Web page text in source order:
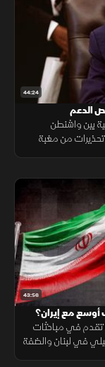
44:24
الدعم
بين واشنطن
من مغبة
43:56
أوسع مع إيران؟
تقدم في مباحثات
في لبنان والضفة